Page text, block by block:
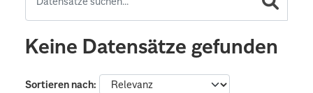
Keine Datensätze gefunden
Sortieren nach